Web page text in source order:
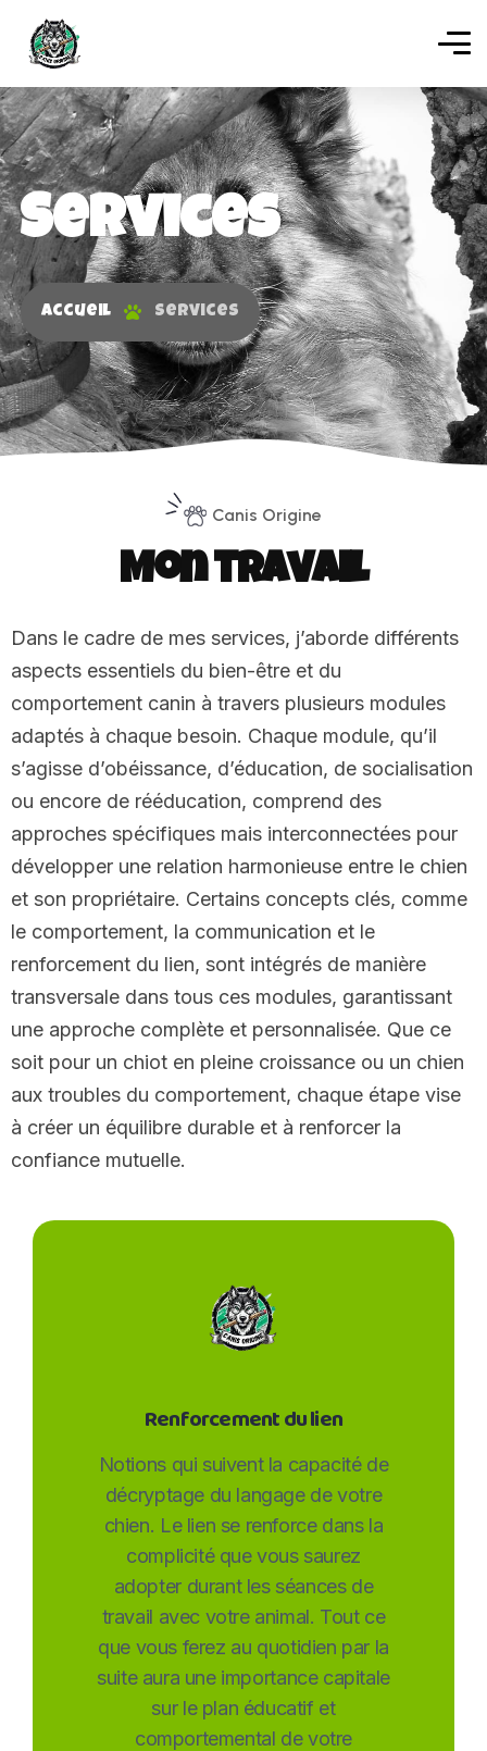
Services
Accueil Services
Canis Origine
Montravail
Dans le cadre de mes services, j’aborde différents
aspects essentiels du bien-être et du
comportement canin à travers plusieurs modules
adaptés à chaque besoin. Chaque module, qu’il
s’agisse d’obéissance, d’éducation, de socialisation
ou encore de rééducation, comprend des
approches spécifiques mais interconnectées pour
développer une relation harmonieuse entre le chien
et son propriétaire. Certains concepts clés, comme
le comportement, la communication et le
renforcement du lien, sont intégrés de manière
transversale dans tous ces modules, garantissant
une approche complète et personnalisée. Que ce
soit pour un chiot en pleine croissance ou un chien
aux troubles du comportement, chaque étape vise
à créer un équilibre durable et à renforcer la
confiance mutuelle.
Renforcement du lien
Notions qui suivent la capacité de
décryptage du langage de votre
chien. Le lien se renforce dans la
complicité que vous saurez
adopter durant les séances de
travail avec votre animal. Tout ce
que vous ferez au quotidien par la
suite aura une importance capitale
sur le plan éducatif et
comportemental de votre